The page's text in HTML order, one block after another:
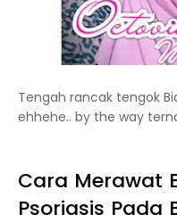
Tengah rancak tengok
ehhehe.. by the way
Cara Merawat
Psoriasis Pada